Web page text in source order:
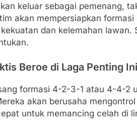
keluar sebagai pemenang,
akan mempersiapkan
dan kelemahan lawan.
Beroe di Laga Penting Ini
formasi 4-2-3-1 atau 4-4-2
akan berusaha
untuk memancing celah di